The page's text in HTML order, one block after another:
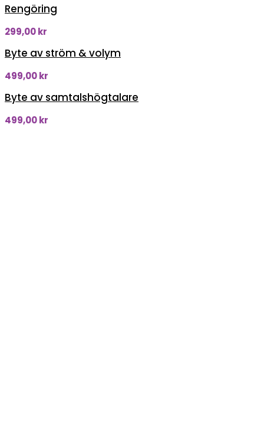
Rengöring
299,00kr
Byte av ström & volym
499,00kr
Byte av samtalshögtalare
499,00kr